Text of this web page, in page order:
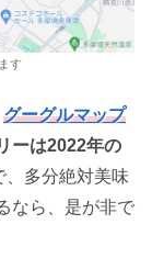
す
グーグルマップ
ーは2022年の
、多分絶対美味
なら、是が非で